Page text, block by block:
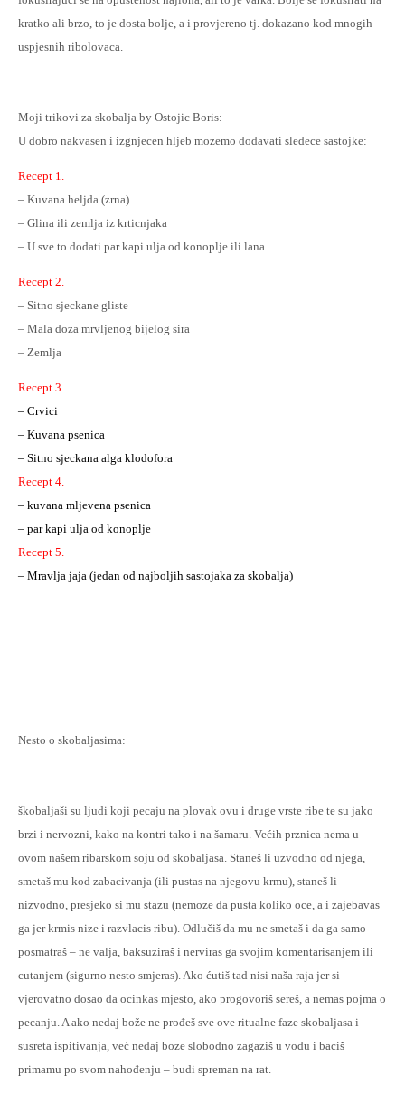
kratko ali brzo, to je dosta bolje, a i provjereno tj. dokazano kod mnogih
uspjesnih ribolovaca.
Moji trikovi za skobalja by Ostojic Boris:
U dobro nakvasen i izgnjecen hljeb mozemo dodavati sledece sastojke:
Recept 1.
– Kuvana heljda (zrna)
– Glina ili zemlja iz krticnjaka
– U sve to dodati par kapi ulja od konoplje ili lana
Recept 2.
– Sitno sjeckane gliste
– Mala doza mrvljenog bijelog sira
– Zemlja
Recept 3.
– Crvici
– Kuvana psenica
– Sitno sjeckana alga klodofora
Recept 4.
– kuvana mljevena psenica
– par kapi ulja od konoplje
Recept 5.
– Mravlja jaja (jedan od najboljih sastojaka za skobalja)
Nesto o skobaljasima:
škobaljaši su ljudi koji pecaju na plovak ovu i druge vrste ribe te su jako
brzi i nervozni, kako na kontri tako i na šamaru. Većih prznica nema u
ovom našem ribarskom soju od skobaljasa. Staneš li uzvodno od njega,
smetaš mu kod zabacivanja (ili pustas na njegovu krmu), staneš li
nizvodno, presjeko si mu stazu (nemoze da pusta koliko oce, a i zajebavas
ga jer krmis nize i razvlacis ribu). Odlučiš da mu ne smetaš i da ga samo
posmatraš – ne valja, baksuziraš i nerviras ga svojim komentarisanjem ili
cutanjem (sigurno nesto smjeras). Ako ćutiš tad nisi naša raja jer si
vjerovatno dosao da ocinkas mjesto, ako progovoriš sereš, a nemas pojma o
pecanju. A ako nedaj bože ne prođeš sve ove ritualne faze skobaljasa i
susreta ispitivanja, već nedaj boze slobodno zagaziš u vodu i baciš
primamu po svom nahođenju – budi spreman na rat.